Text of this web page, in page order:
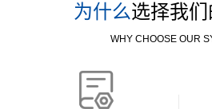
为什么选择我们
WHY CHOOSE OUR